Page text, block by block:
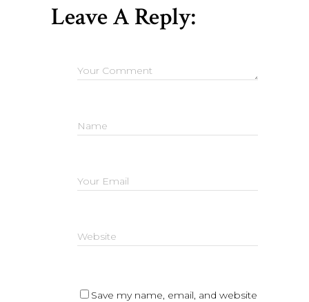
Leave A Reply:
Save my name, email, and website